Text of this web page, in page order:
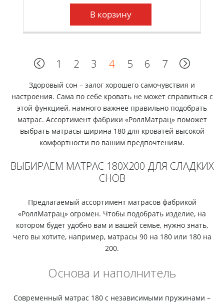
В корзину
1 2 3 4 5 6 7
Здоровый сон – залог хорошего самочувствия и
настроения. Сама по себе кровать не может справиться с
этой функцией, намного важнее правильно подобрать
матрас. Ассортимент фабрики «РоллМатрац» поможет
выбрать матрасы ширина 180 для кроватей высокой
комфортности по вашим предпочтениям.
ВЫБИРАЕМ МАТРАС 180Х200 ДЛЯ СЛАДКИХ
СНОВ
Предлагаемый ассортимент матрасов фабрикой
«РоллМатрац» огромен. Чтобы подобрать изделие, на
котором будет удобно вам и вашей семье, нужно знать,
чего вы хотите, например, матрасы 90 на 180 или 180 на
200.
Основа и наполнитель
Современный матрас 180 с независимыми пружинами –